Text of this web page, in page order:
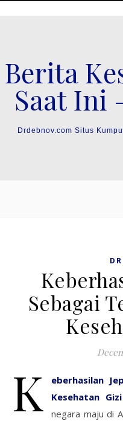
Berita
Saat Ini
Drdebnov.com Situs
Sebagai
K
eberhasilan
Kesehatan Gizi
negara maju di